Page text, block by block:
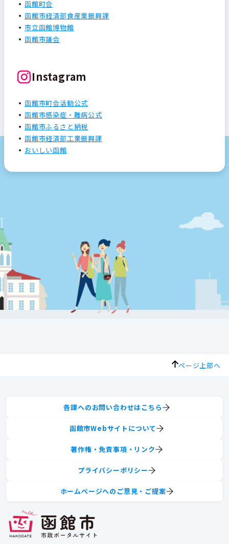
函館町会
函館市経済部食産業振興課
市立函館博物館
函館市議会
Instagram
函館市町会活動公式
函館市感染症・難病公式
函館市ふるさと納税
函館市経済部工業振興課
おいしい函館
ページ上部へ
各課へのお問い合わせはこちら
函館市Webサイトについて
著作権・免責事項・リンク
プライバシーポリシー
ホームページへのご意見・ご提案